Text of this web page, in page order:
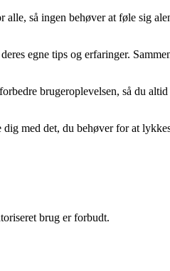
så ingen behøver at føle sig
egne tips og erfaringer.
brugeroplevelsen, så du
med det, du behøver for at
brug er forbudt.